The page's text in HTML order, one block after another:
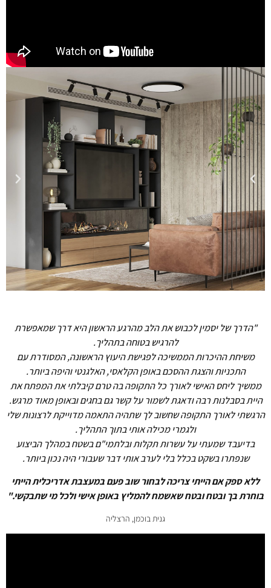
"הדרך של יסמין לכבוש את הלב מהרגע הראשון היא דרך שמאפשרת
להרגיש בטוחה בתהליך.
משיחת ההיכרות הממשיכה לפגישת היעוץ הראשונה, המסודרת עם
התכניות והצגת ההסכם באופן הקלאסי, האלגנטי והיפה ביותר.
ממשיך ליחס האישי לאורך כל התקופה בה טרם קיבלתי את המפתח את
היית בסבלנות רבה ודאגת לשמור על קשר גם בחגים ובאופן מאוד מרגש.
הרגשתי לאורך התקופה שחשוב לך שתהיה התאמה מדוייקת לרצונות שלי
ולגמרי מכילה אותי בתוך התהליך.
בדיעבד שמעתי על עשרות תקלות ובלתמי"ם בשטח במהלך הביצוע
שנפתרו בשקט בכלל בלי לערב אותי דבר שעבורי היה נכון ביותר.
ללא ספק אם הייתי צריכה לבחור שוב פעם במעצבת אדריכלית הייתי
בוחרת בך ובטח ובטח שאשמח להמליץ באופן אישי ולכל מי שתבקשי."
גנית בוכמן, הרצליה